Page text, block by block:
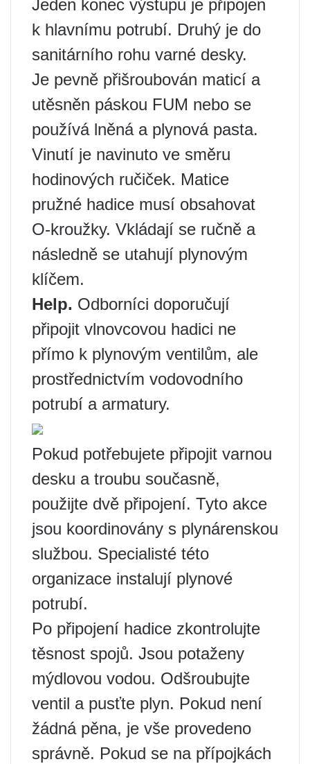
Jeden konec výstupu je připojen
k hlavnímu potrubí. Druhý je do
sanitárního rohu varné desky.
Je pevně přišroubován maticí a
utěsněn páskou FUM nebo se
používá lněná a plynová pasta.
Vinutí je navinuto ve směru
hodinových ručiček. Matice
pružné hadice musí obsahovat
O-kroužky. Vkládají se ručně a
následně se utahují plynovým
klíčem.
Help. Odborníci doporučují
připojit vlnovcovou hadici ne
přímo k plynovým ventilům, ale
prostřednictvím vodovodního
potrubí a armatury.
Pokud potřebujete připojit varnou
desku a troubu současně,
použijte dvě připojení. Tyto akce
jsou koordinovány s plynárenskou
službou. Specialisté této
organizace instalují plynové
potrubí.
Po připojení hadice zkontrolujte
těsnost spojů. Jsou potaženy
mýdlovou vodou. Odšroubujte
ventil a pusťte plyn. Pokud není
žádná pěna, je vše provedeno
správně. Pokud se na přípojkách